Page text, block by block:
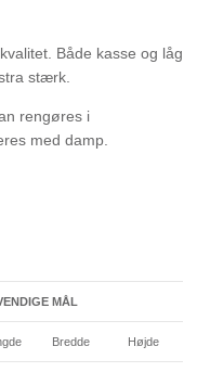
Både kasse og låg
stærk.
rengøres i
med damp.
MÅL
Bredde Højde